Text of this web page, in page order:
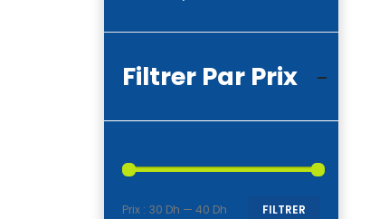
Filtrer Par Prix
FILTRER
Prix : 30 Dh — 40 Dh